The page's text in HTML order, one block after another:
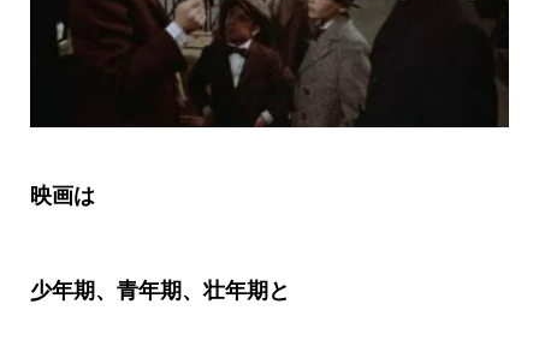
映画は
少年期、青年期、壮年期と